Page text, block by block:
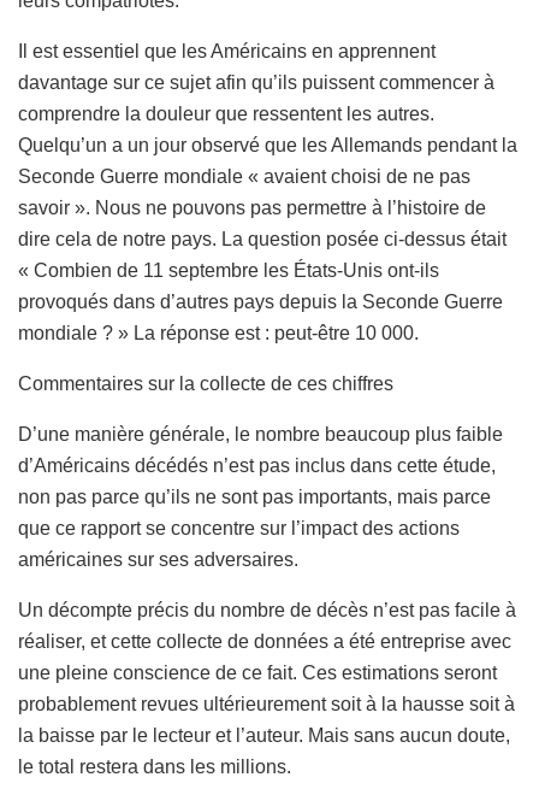
Il est essentiel que les Américains en apprennent
davantage sur ce sujet afin qu’ils puissent commencer à
comprendre la douleur que ressentent les autres.
Quelqu’un a un jour observé que les Allemands pendant la
Seconde Guerre mondiale « avaient choisi de ne pas
savoir ». Nous ne pouvons pas permettre à l’histoire de
dire cela de notre pays. La question posée ci-dessus était
« Combien de 11 septembre les États-Unis ont-ils
provoqués dans d’autres pays depuis la Seconde Guerre
mondiale ? » La réponse est : peut-être 10 000.
Commentaires sur la collecte de ces chiffres
D’une manière générale, le nombre beaucoup plus faible
d’Américains décédés n’est pas inclus dans cette étude,
non pas parce qu’ils ne sont pas importants, mais parce
que ce rapport se concentre sur l’impact des actions
américaines sur ses adversaires.
Un décompte précis du nombre de décès n’est pas facile à
réaliser, et cette collecte de données a été entreprise avec
une pleine conscience de ce fait. Ces estimations seront
probablement revues ultérieurement soit à la hausse soit à
la baisse par le lecteur et l’auteur. Mais sans aucun doute,
le total restera dans les millions.